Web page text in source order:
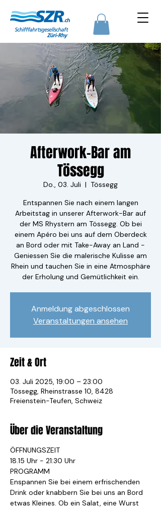
Afterwork-Bar am
Tössegg
Do., 03. Juli
  |
Tössegg
Entspannen Sie nach einem langen
Arbeitstag in unserer Afterwork-Bar auf
der MS Rhystern am Tössegg. Ob bei
einem Apéro bei uns auf dem Oberdeck
an Bord oder mit Take-Away an Land -
Geniessen Sie die malerische Kulisse am
Rhein und tauchen Sie in eine Atmosphäre
der Erholung und Gemütlichkeit ein.
Anmeldung abgeschlossen
Veranstaltungen ansehen
Zeit & Ort
03. Juli 2025, 19:00 – 23:00
Tössegg, Rheinstrasse 10, 8428
Freienstein-Teufen, Schweiz
Über die Veranstaltung
ÖFFNUNGSZEIT
18.15 Uhr - 21:30 Uhr
PROGRAMM
Enspannen Sie bei einem erfrischenden
Drink oder knabbern Sie bei uns an Bord
etwas Kleines. Ob ein Salat, eine Wurst